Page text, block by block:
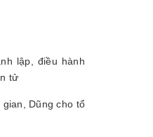
lập, điều hành
tử
Dũng cho tổ